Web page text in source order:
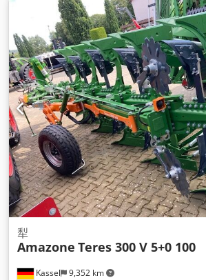
Kassel 9,352 km
犁
Amazone Teres 300 V 5+0 100